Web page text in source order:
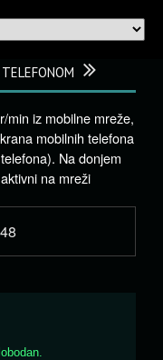
min iz mobilne mreže,
mobilnih telefona
Na donjem
na mreži